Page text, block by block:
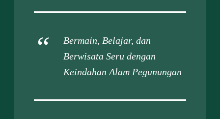
Bermain, Belajar, dan
Berwisata Seru dengan
Keindahan Alam Pegunungan